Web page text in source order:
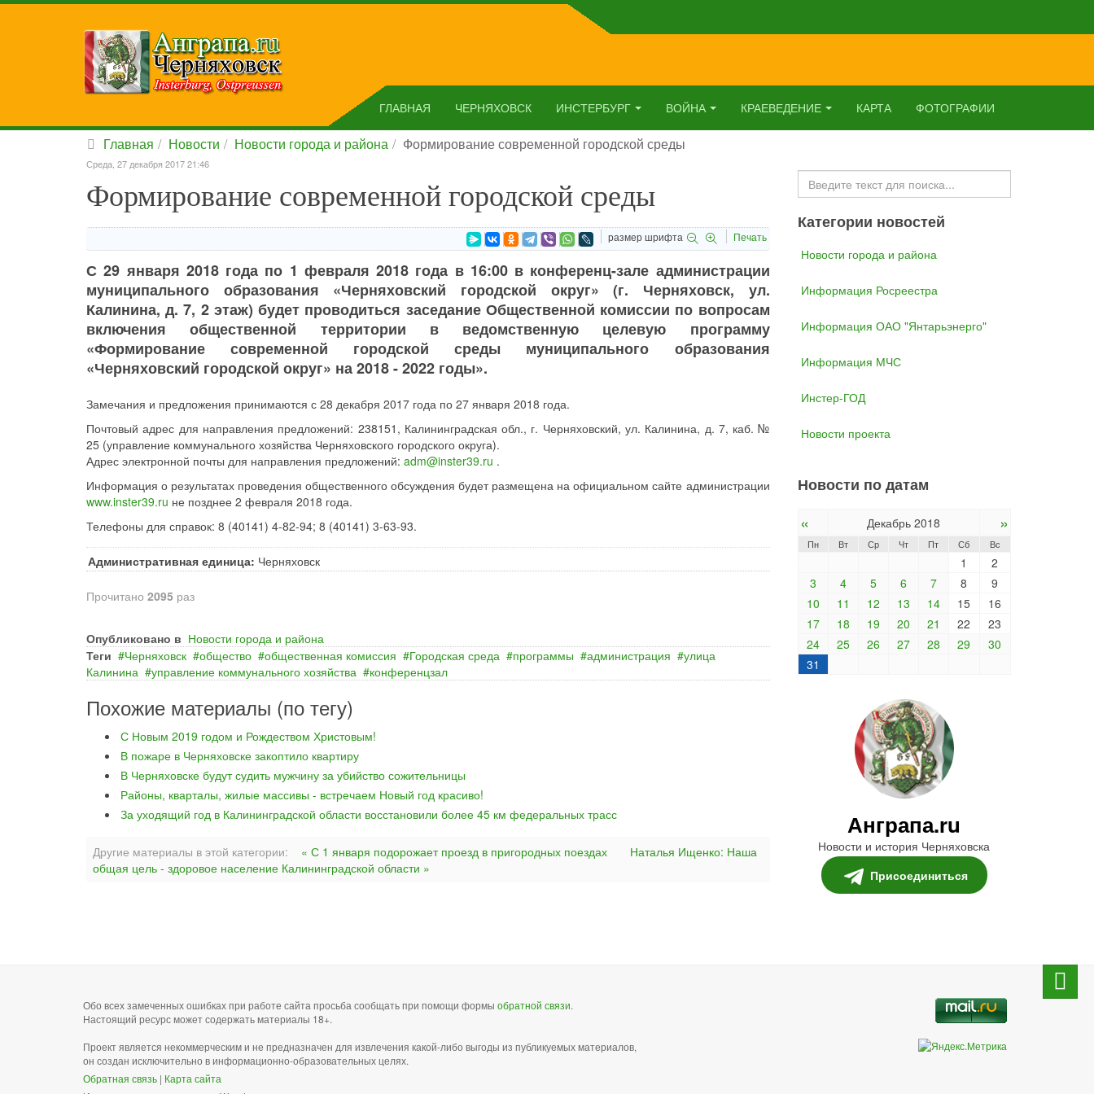
ГЛАВНАЯ ЧЕРНЯХОВСК ИНСТЕРБУРГ ВОЙНА КРАЕВЕДЕНИЕ КАРТА ФОТОГРАФИИ
Главная Новости Новости города и района Формирование современной городской среды
Среда, 27 декабря 2017 21:46
Формирование современной городской среды
размер шрифта Печать
С 29 января 2018 года по 1 февраля 2018 года в 16:00 в конференц-зале администрации
муниципального образования «Черняховский городской округ» (г. Черняховск, ул.
Калинина, д. 7, 2 этаж) будет проводиться заседание Общественной комиссии по вопросам
включения общественной территории в ведомственную целевую программу
«Формирование современной городской среды муниципального образования
«Черняховский городской округ» на 2018 - 2022 годы».
Замечания и предложения принимаются с 28 декабря 2017 года по 27 января 2018 года.
Почтовый адрес для направления предложений: 238151, Калининградская обл., г. Черняховский, ул. Калинина, д. 7, каб. №
25 (управление коммунального хозяйства Черняховского городского округа).
Адрес электронной почты для направления предложений: adm@inster39.ru .
Информация о результатах проведения общественного обсуждения будет размещена на официальном сайте администрации
www.inster39.ru не позднее 2 февраля 2018 года.
Телефоны для справок: 8 (40141) 4-82-94; 8 (40141) 3-63-93.
Административная единица: Черняховск
Прочитано 2095 раз
Опубликовано в Новости города и района
Теги
Черняховск общество общественная комиссия Городская среда программы администрация
улица
Калинина
управление коммунального хозяйства конференцзал
Похожие материалы (по тегу)
С Новым 2019 годом и Рождеством Христовым!
В пожаре в Черняховске закоптило квартиру
В Черняховске будут судить мужчину за убийство сожительницы
Районы, кварталы, жилые массивы - встречаем Новый год красиво!
За уходящий год в Калининградской области восстановили более 45 км федеральных трасс
Другие материалы в этой категории: « С 1 января подорожает проезд в пригородных поездах
Наталья Ищенко: Наша
общая цель - здоровое население Калининградской области »
Искать...
Категории новостей
Новости города и района
Информация Росреестра
Информация ОАО "Янтарьэнерго"
Информация МЧС
Инстер-ГОД
Новости проекта
Новости по датам
« Декабрь 2018 »
Пн Вт Ср Чт Пт Сб Вс
1
2
3
4 5 6 7 8
9
10
11 12 13 14 15
16
17
18 19 20 21 22
23
24
25 26 27 28 29
30
31
Анграпа.ru
Новости и история Черняховска
Присоединиться
Обо всех замеченных ошибках при работе сайта просьба сообщать при помощи формы обратной связи.
Настоящий ресурс может содержать материалы 18+.
Проект является некоммерческим и не предназначен для извлечения какой-либо выгоды из публикуемых материалов,
он создан исключительно в информационно-образовательных целях.
Обратная связь | Карта сайта